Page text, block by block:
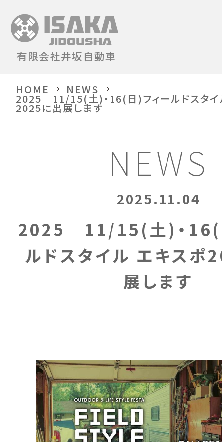
有限会社井坂自動車
HOME NEWS
2025 11/15(土)・16(日)フィールドスタイ
2025に出展します
NEWS
2025.11.04
2025 11/15(土)・16(
ルドスタイル エキスポ
展します